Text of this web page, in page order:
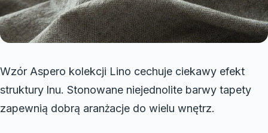
Wzór Aspero kolekcji Lino cechuje ciekawy efekt
struktury lnu. Stonowane niejednolite barwy tapety
zapewnią dobrą aranżacje do wielu wnętrz.